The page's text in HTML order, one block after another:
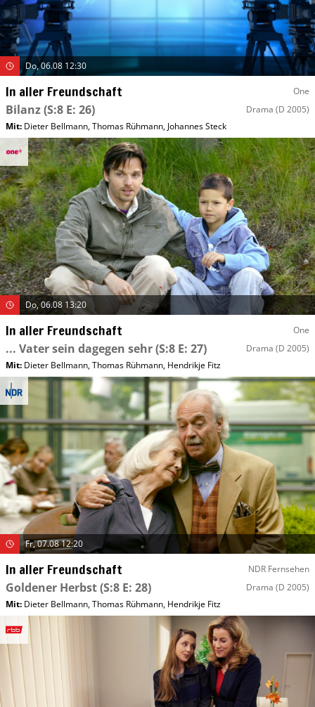
Do, 06.08 12:30
In aller Freundschaft One
Bilanz(S:8 E: 26) Drama (D 2005)
Mit: Dieter Bellmann,Thomas Rühmann, Johannes Steck
Do, 06.08 13:20
In aller Freundschaft One
... Vater sein dagegen sehr(S:8 E: 27) Drama (D 2005)
Mit: Dieter Bellmann,Thomas Rühmann, Hendrikje Fitz
Fr, 07.08 12:20
In aller Freundschaft NDR Fernsehen
Goldener Herbst(S:8 E: 28) Drama (D 2005)
Mit: Dieter Bellmann,Thomas Rühmann, Hendrikje Fitz